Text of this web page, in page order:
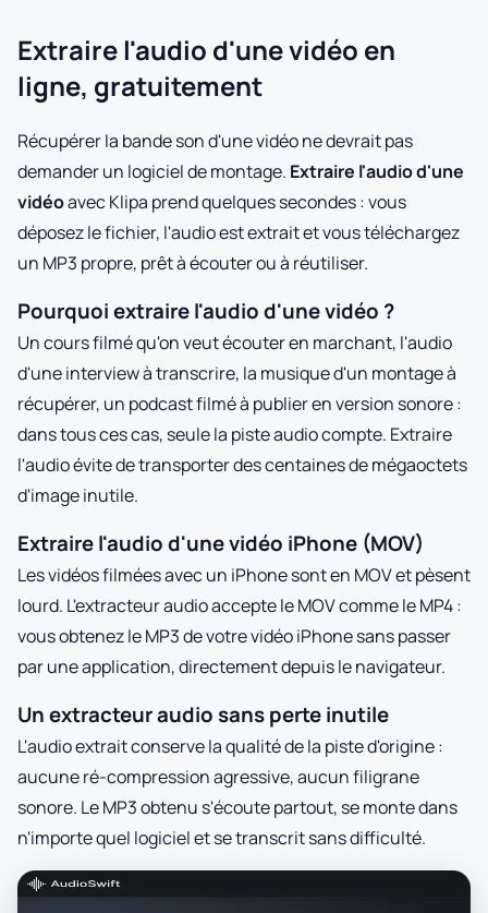
Extraire l'audio d'une vidéo en
ligne, gratuitement
Récupérer la bande son d'une vidéo ne devrait pas
demander un logiciel de montage. Extraire l'audio d'une
vidéoavec Klipa prend quelques secondes : vous
déposez le fichier, l'audio est extrait et vous téléchargez
un MP3 propre, prêt à écouter ou à réutiliser.
Pourquoi extraire l'audio d'une vidéo ?
Un cours filmé qu'on veut écouter en marchant, l'audio
d'une interview à transcrire, la musique d'un montage à
récupérer, un podcast filmé à publier en version sonore :
dans tous ces cas, seule la piste audio compte. Extraire
l'audio évite de transporter des centaines de mégaoctets
d'image inutile.
Extraire l'audio d'une vidéo iPhone (MOV)
Les vidéos filmées avec un iPhone sont en MOV et pèsent
lourd. L'extracteur audio accepte le MOV comme le MP4 :
vous obtenez le MP3 de votre vidéo iPhone sans passer
par une application, directement depuis le navigateur.
Un extracteur audio sans perte inutile
L'audio extrait conserve la qualité de la piste d'origine :
aucune ré-compression agressive, aucun filigrane
sonore. Le MP3 obtenu s'écoute partout, se monte dans
n'importe quel logiciel et se transcrit sans difficulté.